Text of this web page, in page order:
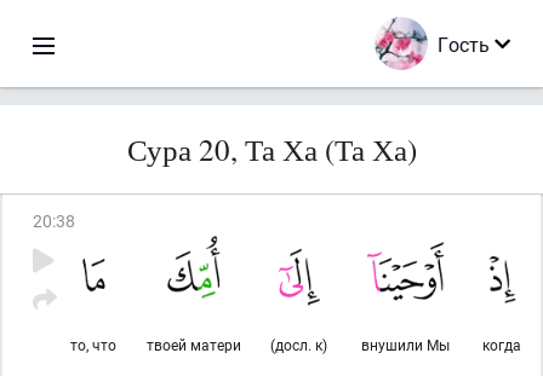
Гость
Сура 20, Та Ха (Та Ха)
20:38
когда
внушили Мы
(досл. к)
твоей матери
то, что